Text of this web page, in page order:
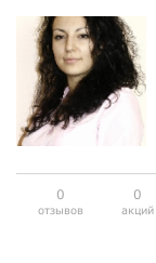
0
отзывов
0
акций